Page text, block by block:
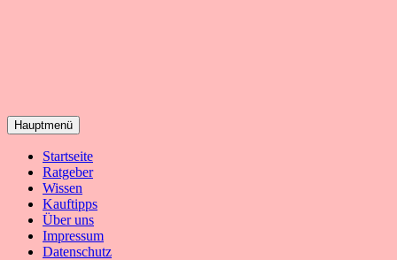
YogaSummer
Yoga – Alles dazu!
Hauptmenü
Startseite
Ratgeber
Wissen
Kauftipps
Über uns
Impressum
Datenschutz